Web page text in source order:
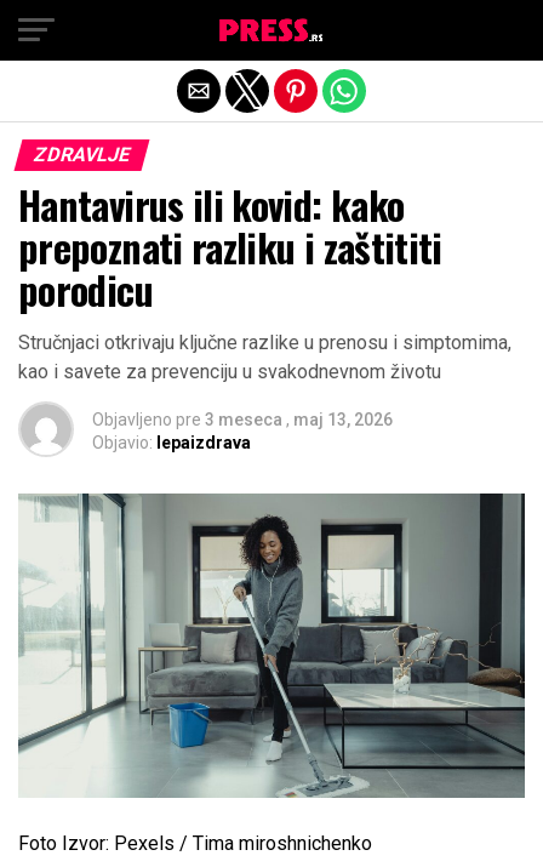
ZDRAVLJE
Hantavirus ili kovid: kako
prepoznati razliku i zaštititi
porodicu
Stručnjaci otkrivaju ključne razlike u prenosu i simptomima,
kao i savete za prevenciju u svakodnevnom životu
Objavljeno pre 3 meseca , maj 13, 2026
Objavio: lepaizdrava
Foto Izvor: Pexels / Tima miroshnichenko
Exit mobile version